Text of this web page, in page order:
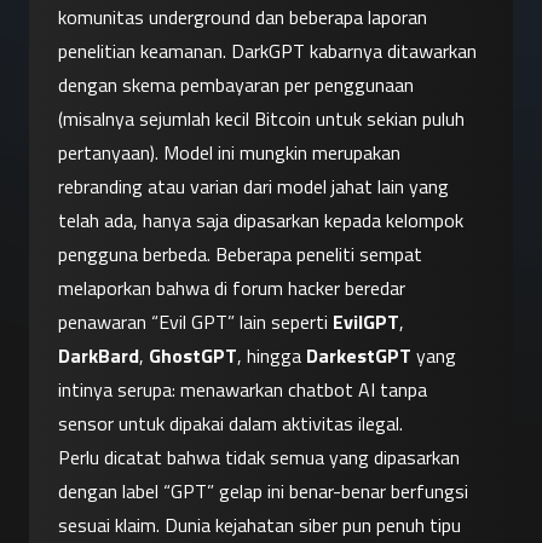
komunitas underground dan beberapa laporan
penelitian keamanan. DarkGPT kabarnya ditawarkan
dengan skema pembayaran per penggunaan
(misalnya sejumlah kecil Bitcoin untuk sekian puluh
pertanyaan). Model ini mungkin merupakan
rebranding atau varian dari model jahat lain yang
telah ada, hanya saja dipasarkan kepada kelompok
pengguna berbeda. Beberapa peneliti sempat
melaporkan bahwa di forum hacker beredar
penawaran “Evil GPT” lain seperti EvilGPT
DarkBard, GhostGPT, hingga DarkestGPT yang
intinya serupa: menawarkan chatbot AI tanpa
sensor untuk dipakai dalam aktivitas ilegal.
Perlu dicatat bahwa tidak semua yang dipasarkan
dengan label “GPT” gelap ini benar-benar berfungsi
sesuai klaim. Dunia kejahatan siber pun penuh tipu